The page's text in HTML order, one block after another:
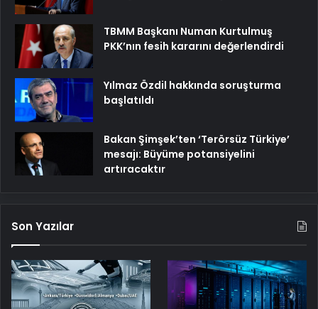
TBMM Başkanı Numan Kurtulmuş
PKK’nın fesih kararını değerlendirdi
Yılmaz Özdil hakkında soruşturma
başlatıldı
Bakan Şimşek’ten ‘Terörsüz Türkiye’
mesajı: Büyüme potansiyelini
artıracaktır
Son Yazılar